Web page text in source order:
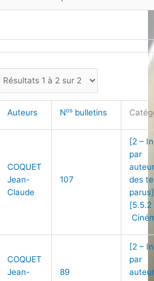
Auteurs Nos bulletins
COQUET
Jean-
Claude
107
[2 –
par
des
parus]
[5.5.2
COQUET
Jean-
89
[2 –
par